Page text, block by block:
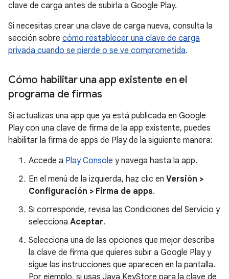
clave de carga antes de subirla a Google Play.
Si necesitas crear una clave de carga nueva, consulta la
sección sobre cómo restablecer una clave de carga
privada cuando se pierde o se ve comprometida.
Cómo habilitar una app existente en el
programa de firmas
Si actualizas una app que ya está publicada en Google
Play con una clave de firma de la app existente, puedes
habilitar la firma de apps de Play de la siguiente manera:
Accede a Play Console y navega hasta la app.
En el menú de la izquierda, haz clic en Versión >
Configuración > Firma de apps.
Si corresponde, revisa las Condiciones del Servicio y
selecciona Aceptar.
Selecciona una de las opciones que mejor describa
la clave de firma que quieres subir a Google Play y
sigue las instrucciones que aparecen en la pantalla.